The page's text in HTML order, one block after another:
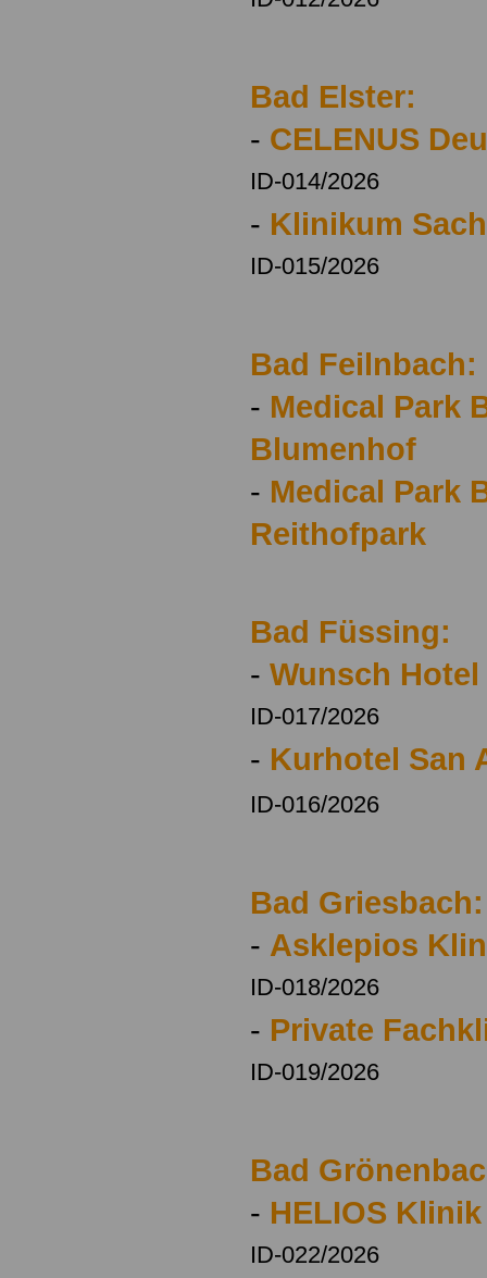
Bad Elster:
- CELENUS
ID-014/2026
- Klinikum
ID-015/2026
Bad Feilnbach:
- Medical Park
Blumenhof
- Medical Park
Reithofpark
Bad Füssing:
- Wunsch Hotel
ID-017/2026
- Kurhotel San
ID-016/2026
Bad Griesbach:
- Asklepios
ID-018/2026
- Private
ID-019/2026
Bad
- HELIOS
ID-022/2026